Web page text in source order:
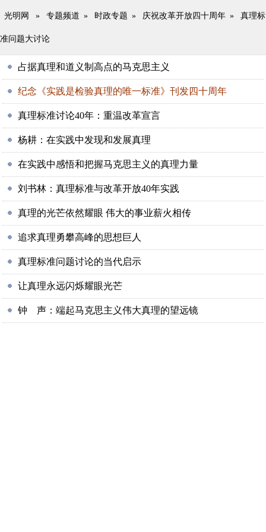
光明网 » 专题频道 » 时政专题 » 庆祝改革开放四十周年 » 真理标
准问题大讨论
占据真理和道义制高点的马克思主义
纪念《实践是检验真理的唯一标准》刊发四十周年
真理标准讨论40年：重温改革宣言
杨耕：在实践中发现和发展真理
在实践中感悟和把握马克思主义的真理力量
刘书林：真理标准与改革开放40年实践
真理的光芒依然耀眼 伟大的事业薪火相传
追求真理勇攀高峰的思想巨人
真理标准问题讨论的当代启示
让真理永远闪烁耀眼光芒
钟 声：端起马克思主义伟大真理的望远镜